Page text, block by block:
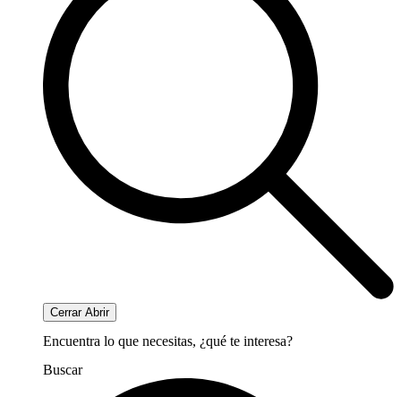
Cerrar Abrir
Encuentra lo que necesitas, ¿qué te interesa?
Buscar